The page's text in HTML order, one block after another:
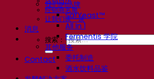
经销商名单
让我们谈一谈
消息
搜索：
Contact
我们的品牌
SafYeast™
All In 1
Fermentis 学院
其他服务
委托制造
酒水饮料品鉴